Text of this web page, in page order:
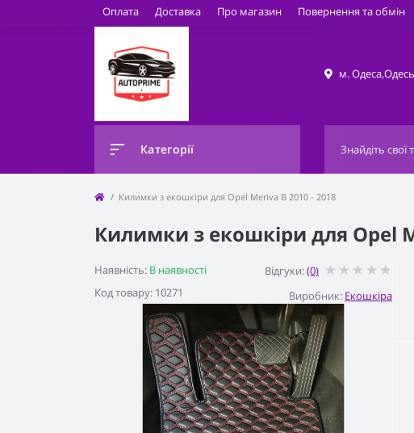
Оплата Доставка Про магазин Повернення та обмін
м.
Категорії
Килимки з екошкіри для Opel Meriva B 2010 - 2018
Килимки з екошкіри для Opel
Наявність: В наявності
Код товару: 10271
Відгуки:(0)
Виробник: Екошкіра